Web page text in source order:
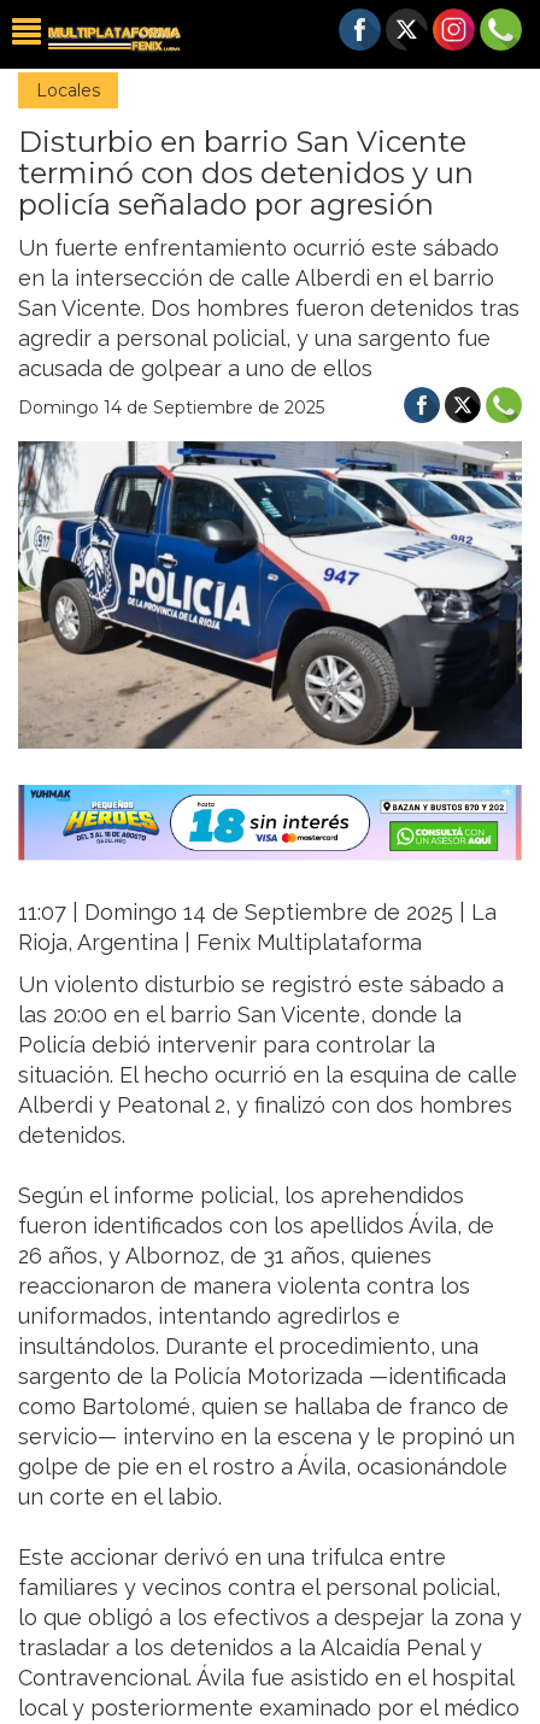
Locales
Disturbio en barrio San Vicente
terminó con dos detenidos y un
policía señalado por agresión
Un fuerte enfrentamiento ocurrió este sábado
en la intersección de calle Alberdi en el barrio
San Vicente. Dos hombres fueron detenidos tras
agredir a personal policial, y una sargento fue
acusada de golpear a uno de ellos
Domingo 14 de Septiembre de 2025
11:07 | Domingo 14 de Septiembre de 2025 | La
Rioja, Argentina | Fenix Multiplataforma
Un violento disturbio se registró este sábado a
las 20:00 en el barrio San Vicente, donde la
Policía debió intervenir para controlar la
situación. El hecho ocurrió en la esquina de calle
Alberdi y Peatonal 2, y finalizó con dos hombres
detenidos.
Según el informe policial, los aprehendidos
fueron identificados con los apellidos Ávila, de
26 años, y Albornoz, de 31 años, quienes
reaccionaron de manera violenta contra los
uniformados, intentando agredirlos e
insultándolos. Durante el procedimiento, una
sargento de la Policía Motorizada —identificada
como Bartolomé, quien se hallaba de franco de
servicio— intervino en la escena y le propinó un
golpe de pie en el rostro a Ávila, ocasionándole
un corte en el labio.
Este accionar derivó en una trifulca entre
familiares y vecinos contra el personal policial,
lo que obligó a los efectivos a despejar la zona y
trasladar a los detenidos a la Alcaidía Penal y
Contravencional. Ávila fue asistido en el hospital
local y posteriormente examinado por el médico